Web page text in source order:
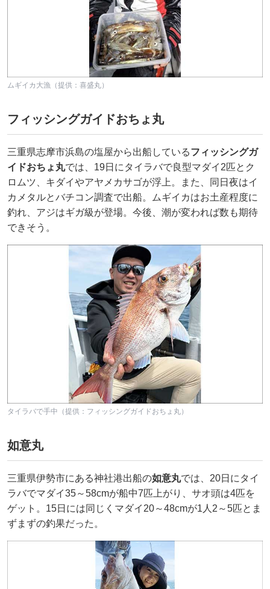
ムギイカ大漁（提供：喜盛丸）
フィッシングガイドおちょ丸
三重県志摩市浜島の塩屋から出船しているフィッシングガ
イドおちょ丸では、19日にタイラバで良型マダイ2匹とク
ロムツ、キダイやアヤメカサゴが浮上。また、同日夜はイ
カメタルとバチコン調査で出船。ムギイカはお土産程度に
釣れ、アジはギガ級が登場。今後、潮が変われば数も期待
できそう。
タイラバで手中（提供：フィッシングガイドおちょ丸）
如意丸
三重県伊勢市にある神社港出船の如意丸では、20日にタイ
ラバでマダイ35～58cmが船中7匹上がり、サオ頭は4匹を
ゲット。15日には同じくマダイ20～48cmが1人2～5匹とま
ずまずの釣果だった。